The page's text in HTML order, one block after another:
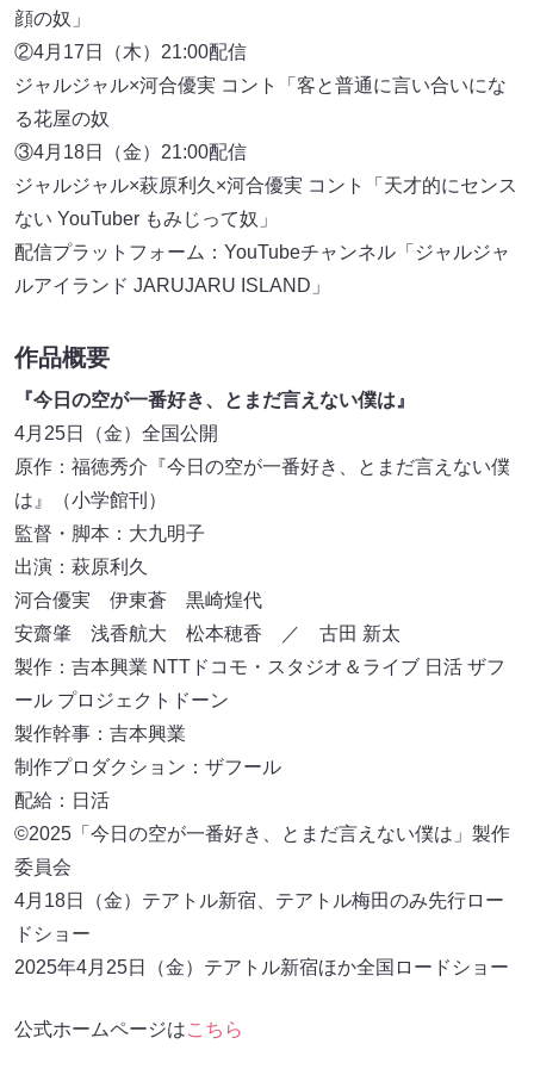
顔の奴」
②4月17日（木）21:00配信
ジャルジャル×河合優実 コント「客と普通に言い合いにな
る花屋の奴
③4月18日（金）21:00配信
ジャルジャル×萩原利久×河合優実 コント「天才的にセンス
ない YouTuber もみじって奴」
配信プラットフォーム：YouTubeチャンネル「ジャルジャ
ルアイランド JARUJARU ISLAND」
作品概要
『今日の空が一番好き、とまだ言えない僕は』
4月25日（金）全国公開
原作：福徳秀介『今日の空が一番好き、とまだ言えない僕
は』（小学館刊）
監督・脚本：大九明子
出演：萩原利久
河合優実 伊東蒼 黒崎煌代
安齋肇 浅香航大 松本穂香 ／ 古田 新太
製作：吉本興業 NTTドコモ・スタジオ＆ライブ 日活 ザフ
ール プロジェクトドーン
製作幹事：吉本興業
制作プロダクション：ザフール
配給：日活
©2025「今日の空が一番好き、とまだ言えない僕は」製作
委員会
4月18日（金）テアトル新宿、テアトル梅田のみ先行ロー
ドショー
2025年4月25日（金）テアトル新宿ほか全国ロードショー
公式ホームページはこちら